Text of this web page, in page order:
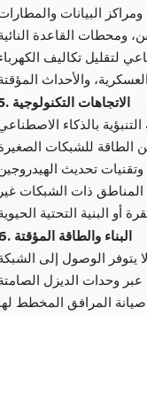
5. الاتجاهات التكنولوجية
المناطق ذات الشبكات غير
6. البناء والطاقة المؤقتة